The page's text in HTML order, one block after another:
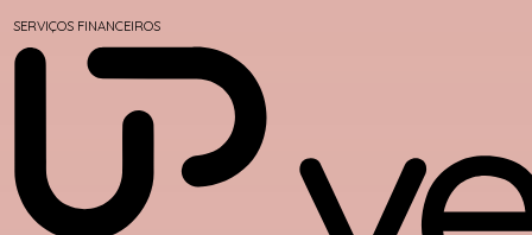
SERVIÇOS FINANCEIROS